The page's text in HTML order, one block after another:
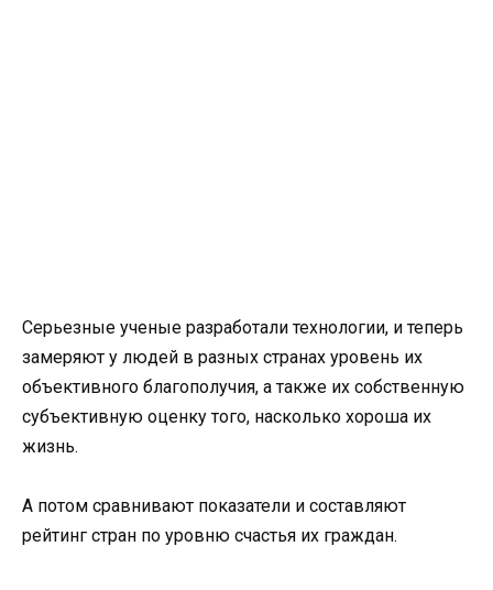
Серьезные ученые разработали технологии, и теперь
замеряют у людей в разных странах уровень их
объективного благополучия, а также их собственную
субъективную оценку того, насколько хороша их
жизнь.
А потом сравнивают показатели и составляют
рейтинг стран по уровню счастья их граждан.